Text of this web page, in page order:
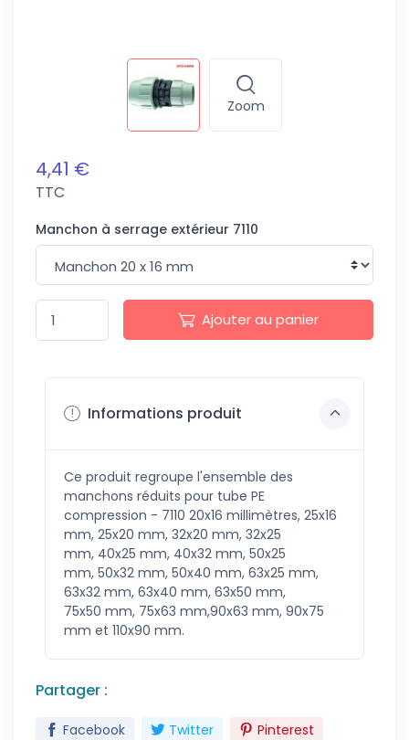
Zoom
4,41 €
TTC
Manchon à serrage extérieur 7110
Ajouter au panier
Informations produit
Ce produit regroupe l'ensemble des
manchons réduits pour tube PE
compression - 7110 20x16 millimètres, 25x16
mm, 25x20 mm, 32x20 mm, 32x25
mm, 40x25 mm, 40x32 mm, 50x25
mm, 50x32 mm, 50x40 mm, 63x25 mm,
63x32 mm, 63x40 mm, 63x50 mm,
75x50 mm, 75x63 mm,90x63 mm, 90x75
mm et 110x90 mm.
Partager :
Facebook Twitter Pinterest